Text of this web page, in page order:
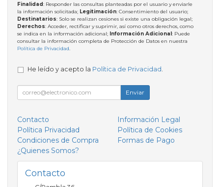
Finalidad: Responder las consultas planteadas por el usuario y enviarle
la información solicitada; Legitimación: Consentimiento del usuario;
Destinatarios: Solo se realizan cesiones si existe una obligación legal;
Derechos: Acceder, rectificar y suprimir, así como otros derechos, como
se indica en la información adicional; Información Adicional: Puede
consultar la información completa de Protección de Datos en nuestra
Política de Privacidad.
He leído y acepto la Política de Privacidad
Enviar
Contacto
Información Legal
Política Privacidad
Política de Cookies
Condiciones de Compra
Formas de Pago
¿Quienes Somos?
Contacto